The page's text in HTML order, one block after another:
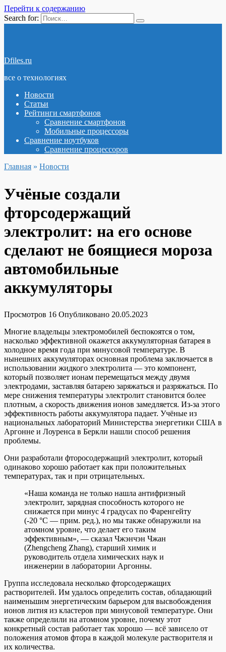
Перейти к содержанию
Search for:
Dfiles.ru
все о технологиях
Новости
Статьи
Рейтинги смартфонов
Сравнение смартфонов
Мобильные процессоры
Сравнение ноутбуков
Сравнение процессоров
Главная » Новости
Учёные создали
фторсодержащий
электролит: на его основе
сделают не боящиеся мороза
автомобильные
аккумуляторы
Просмотров 16 Опубликовано 20.05.2023
Многие владельцы электромобилей беспокоятся о том,
насколько эффективной окажется аккумуляторная батарея в
холодное время года при минусовой температуре. В
нынешних аккумуляторах основная проблема заключается в
использовании жидкого электролита — это компонент,
который позволяет ионам перемещаться между двумя
электродами, заставляя батарею заряжаться и разряжаться. По
мере снижения температуры электролит становится более
плотным, а скорость движения ионов замедляется. Из-за этого
эффективность работы аккумулятора падает. Учёные из
национальных лабораторий Министерства энергетики США в
Аргонне и Лоуренса в Беркли нашли способ решения
проблемы.
Они разработали фторосодержащий электролит, который
одинаково хорошо работает как при положительных
температурах, так и при отрицательных.
«Наша команда не только нашла антифризный
электролит, зарядная способность которого не
снижается при минус 4 градусах по Фаренгейту
(-20 °С — прим. ред.), но мы также обнаружили на
атомном уровне, что делает его таким
эффективным», — сказал Чжэнчэн Чжан
(Zhengcheng Zhang), старший химик и
руководитель отдела химических наук и
инженерии в лаборатории Аргонны.
Группа исследовала несколько фторсодержащих
растворителей. Им удалось определить состав, обладающий
наименьшим энергетическим барьером для высвобождения
ионов лития из кластеров при минусовой температуре. Они
также определили на атомном уровне, почему этот
конкретный состав работает так хорошо — всё зависело от
положения атомов фтора в каждой молекуле растворителя и
их количества.